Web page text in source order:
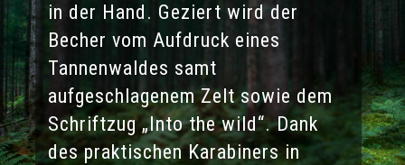
in der Hand. Geziert wird der
Becher vom Aufdruck eines
Tannenwaldes samt
aufgeschlagenem Zelt sowie dem
Schriftzug „Into the wild“. Dank
des praktischen Karabiners in